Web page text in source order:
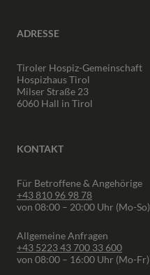
ADRESSE
Tiroler Hospiz-Gemeinschaft
Hospizhaus Tirol
Milser Straße 23
6060 Hall in Tirol
KONTAKT
Für Betroffene & Angehörige
+43 810 96 98 78
von 08:00 – 20:00 Uhr (Mo-So)
Allgemeine Anfragen
+43 5223 43 700 33 600
von 08:00 – 16:00 Uhr (Mo-Fr)